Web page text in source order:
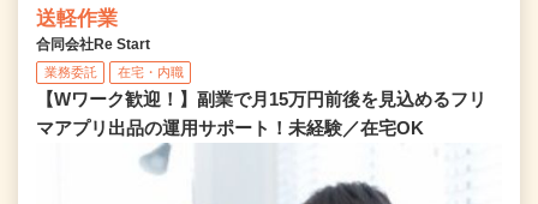
送軽作業
合同会社Re Start
業務委託 在宅・内職
【Wワーク歓迎！】副業で月15万円前後を見込めるフリ
マアプリ出品の運用サポート！未経験／在宅OK